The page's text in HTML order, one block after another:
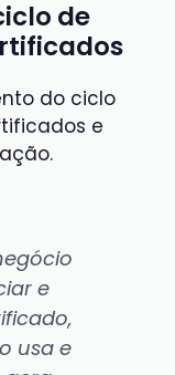
de
do ciclo
e
e
usa e